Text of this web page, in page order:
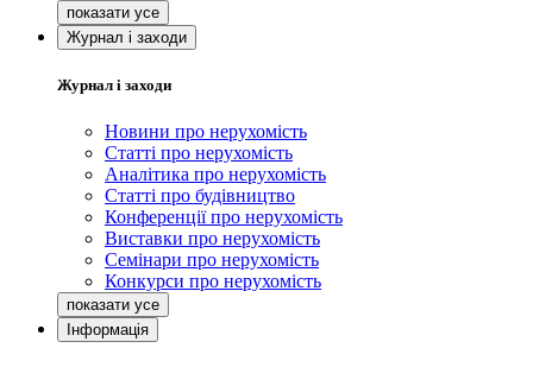
Журнал і заходи
Журнал і заходи
Новини про нерухомість
Статті про нерухомість
Аналітика про нерухомість
Статті про будівництво
Конференції про нерухомість
Виставки про нерухомість
Семінари про нерухомість
Конкурси про нерухомість
Інформація